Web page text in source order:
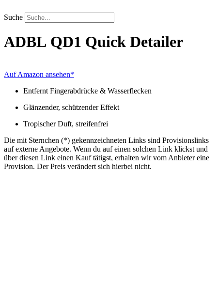
Inhalt
springen
Suche
ADBL QD1 Quick Detailer
Auf Amazon ansehen*
Entfernt Fingerabdrücke & Wasserflecken
Glänzender, schützender Effekt
Tropischer Duft, streifenfrei
Die mit Sternchen (*) gekennzeichneten Links sind Provisionslinks
auf externe Angebote. Wenn du auf einen solchen Link klickst und
über diesen Link einen Kauf tätigst, erhalten wir vom Anbieter eine
Provision. Der Preis verändert sich hierbei nicht.